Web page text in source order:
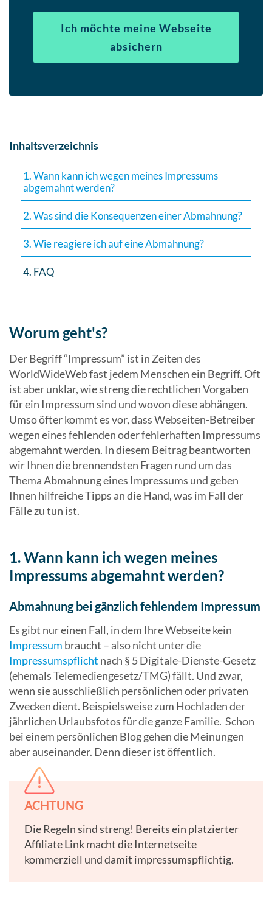
Ich möchte meine Webseite
absichern
Inhaltsverzeichnis
1. Wann kann ich wegen meines Impressums
abgemahnt werden?
2. Was sind die Konsequenzen einer Abmahnung?
3. Wie reagiere ich auf eine Abmahnung?
4. FAQ
Worum geht's?
Der Begriff “Impressum” ist in Zeiten des
WorldWideWeb fast jedem Menschen ein Begriff. Oft
ist aber unklar, wie streng die rechtlichen Vorgaben
für ein Impressum sind und wovon diese abhängen.
Umso öfter kommt es vor, dass Webseiten-Betreiber
wegen eines fehlenden oder fehlerhaften Impressums
abgemahnt werden. In diesem Beitrag beantworten
wir Ihnen die brennendsten Fragen rund um das
Thema Abmahnung eines Impressums und geben
Ihnen hilfreiche Tipps an die Hand, was im Fall der
Fälle zu tun ist.
1. Wann kann ich wegen meines
Impressums abgemahnt werden?
Abmahnung bei gänzlich fehlendem Impressum
Es gibt nur einen Fall, in dem Ihre Webseite kein
Impressum braucht – also nicht unter die
Impressumspflicht nach § 5 Digitale-Dienste-Gesetz
(ehemals Telemediengesetz/TMG) fällt. Und zwar,
wenn sie ausschließlich persönlichen oder privaten
Zwecken dient. Beispielsweise zum Hochladen der
jährlichen Urlaubsfotos für die ganze Familie. Schon
bei einem persönlichen Blog gehen die Meinungen
aber auseinander. Denn dieser ist öffentlich.
ACHTUNG
Die Regeln sind streng! Bereits ein platzierter
Affiliate Link macht die Internetseite
kommerziell und damit impressumspflichtig.